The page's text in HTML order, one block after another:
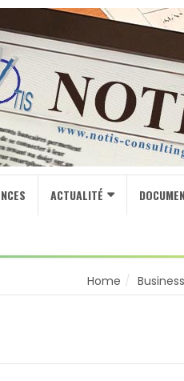
ACTUALITÉ
Home Business